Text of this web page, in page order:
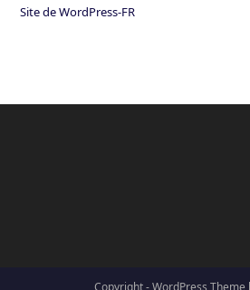
Site de WordPress-FR
Copyright - WordPress Theme